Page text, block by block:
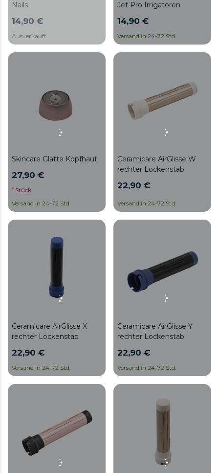
Nails
14,90 €
Ausverkauft
Jet Pro Irrigatoren
14,90 €
Versand in 24-72 Std.
Skincare Glatte Kopfhaut
27,90 €
1 Stück
Versand in 24-72 Std.
Ceramicare AirGlisse W
rechter Lockenstab
22,90 €
Versand in 24-72 Std.
Ceramicare AirGlisse X
rechter Lockenstab
22,90 €
Versand in 24-72 Std.
Ceramicare AirGlisse Y
rechter Lockenstab
22,90 €
Versand in 24-72 Std.